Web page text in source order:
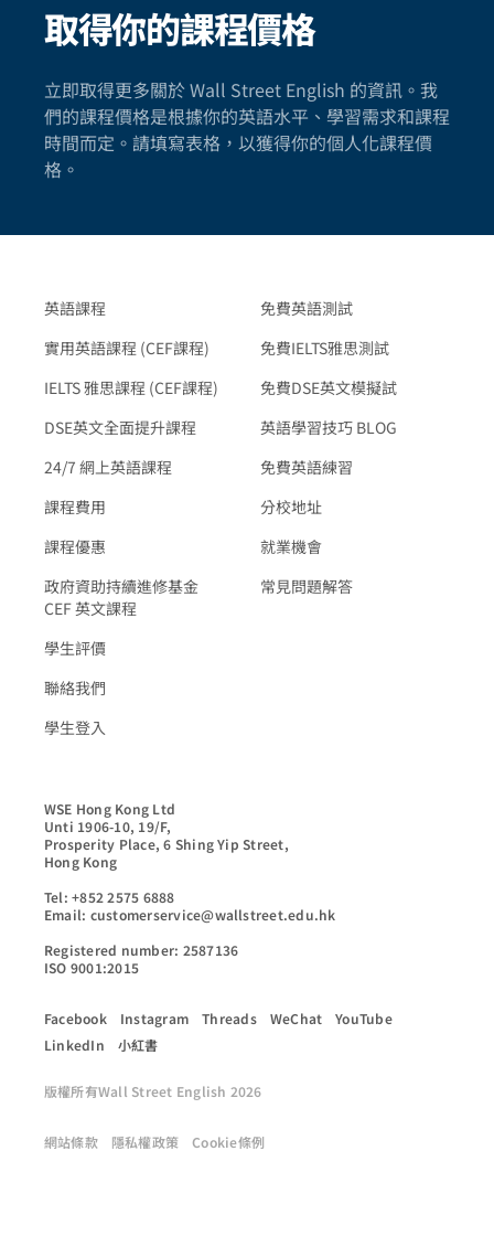
取得你的課程價格
立即取得更多關於 Wall Street English 的資訊。我
們的課程價格是根據你的英語水平、學習需求和課程
時間而定。請填寫表格，以獲得你的個人化課程價
格。
英語課程
實用英語課程 (CEF課程)
IELTS 雅思課程 (CEF課程)
DSE英文全面提升課程
24/7 網上英語課程
課程費用
課程優惠
政府資助持續進修基金
CEF 英文課程
學生評價
聯絡我們
學生登入
免費英語測試
免費IELTS雅思測試
免費DSE英文模擬試
英語學習技巧 BLOG
免費英語練習
分校地址
就業機會
常見問題解答
WSE Hong Kong Ltd
Unti 1906-10, 19/F,
Prosperity Place, 6 Shing Yip Street,
Hong Kong
Tel: +852 2575 6888
Email: customerservice@wallstreet.edu.hk
Registered number: 2587136
ISO 9001:2015
Facebook Instagram Threads WeChat
YouTube
LinkedIn
小紅書
版權所有Wall Street English 2026
網站條款 隱私權政策 Cookie條例